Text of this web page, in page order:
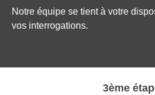
Notre équipe se tient à votre
vos interrogations.
3ème